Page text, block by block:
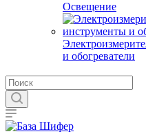
Освещение
и обогреватели